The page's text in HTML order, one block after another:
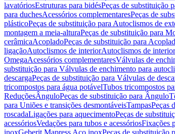
lavatóriosEstruturas para bidésPeças de substituição
para duchesAcessórios complementaresPeças de
plásticoPeças de substituição para Autoclismos de
montagem a meia-alturaPeças de substituição para
cerâmicaAcopladoPeças de substituição para
ligaçãoAutoclismos de interiorAutoclismos de
OmegaAcessórios complementaresVálvulas de
substituição para Válvulas de enchimento para
descargaPeças de substituição para Válvulas de
tricompostos para água potávelTubos tricompostos
ReduçõesÂnguloPeças de substituição para Ângulo
para Uniões e transições desmontáveisTampasPeças
roscadaLigações para aquecimentoPeças de
acessóriosVedações para tubos e acessóriosFixações
inoxGeberit Mapress Aço inoxPeças de substituição